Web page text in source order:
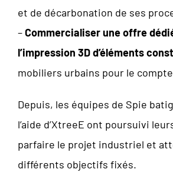
et de décarbonation de ses
–Commercialiser une offre
l’impression 3D d’éléments
mobiliers urbains pour le
Depuis, les équipes de Spie
l’aide d’XtreeE ont poursuivi
parfaire le projet industriel et
différents objectifs fixés.